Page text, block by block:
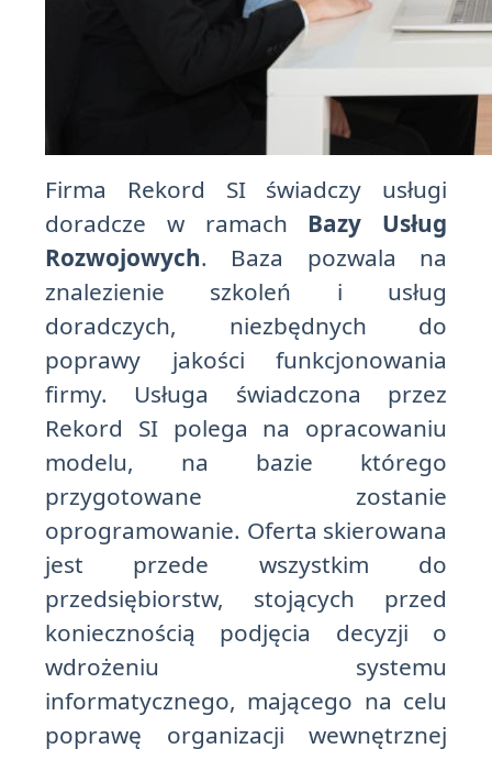
Firma Rekord SI świadczy usługi
doradcze w ramach Bazy Usług
Rozwojowych. Baza pozwala na
znalezienie szkoleń i usług
doradczych, niezbędnych do
poprawy jakości funkcjonowania
firmy. Usługa świadczona przez
Rekord SI polega na opracowaniu
modelu, na bazie którego
przygotowane zostanie
oprogramowanie. Oferta skierowana
jest przede wszystkim do
przedsiębiorstw, stojących przed
koniecznością podjęcia decyzji o
wdrożeniu systemu
informatycznego, mającego na celu
poprawę organizacji wewnętrznej